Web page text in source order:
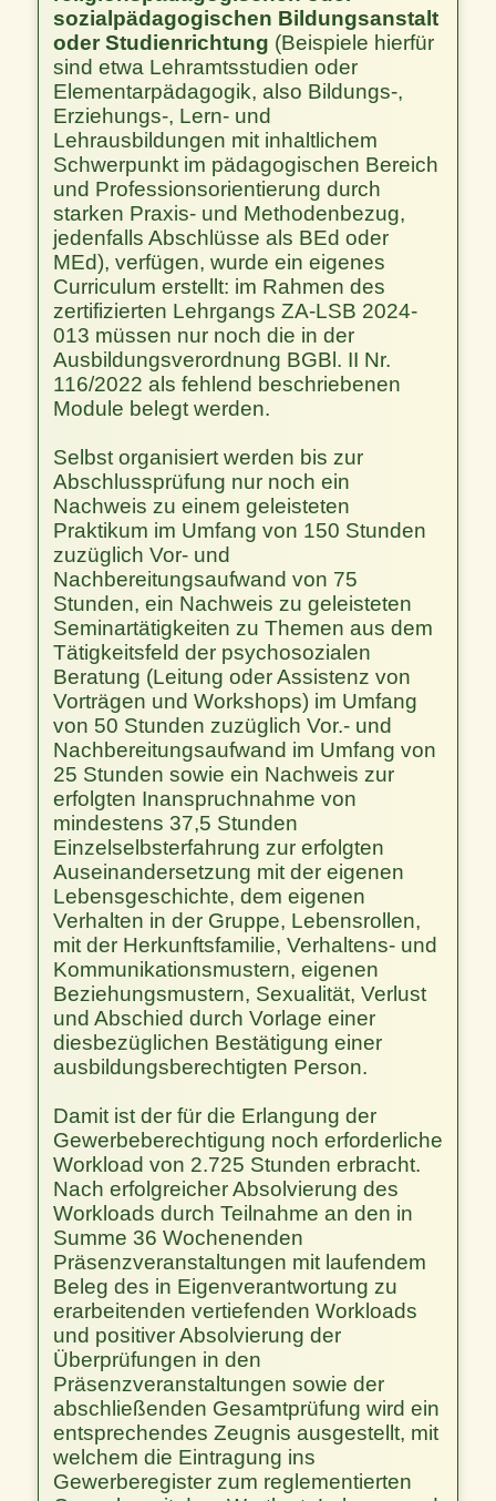
sozialpädagogischen Bildungsanstalt
oder Studienrichtung (Beispiele hierfür
sind etwa Lehramtsstudien oder
Elementarpädagogik, also Bildungs-,
Erziehungs-, Lern- und
Lehrausbildungen mit inhaltlichem
Schwerpunkt im pädagogischen Bereich
und Professionsorientierung durch
starken Praxis- und Methodenbezug,
jedenfalls Abschlüsse als BEd oder
MEd), verfügen, wurde ein eigenes
Curriculum erstellt: im Rahmen des
zertifizierten Lehrgangs ZA-LSB 2024-
013 müssen nur noch die in der
Ausbildungsverordnung BGBl. II Nr.
116/2022 als fehlend beschriebenen
Module belegt werden.
Selbst organisiert werden bis zur
Abschlussprüfung nur noch ein
Nachweis zu einem geleisteten
Praktikum im Umfang von 150 Stunden
zuzüglich Vor- und
Nachbereitungsaufwand von 75
Stunden, ein Nachweis zu geleisteten
Seminartätigkeiten zu Themen aus dem
Tätigkeitsfeld der psychosozialen
Beratung (Leitung oder Assistenz von
Vorträgen und Workshops) im Umfang
von 50 Stunden zuzüglich Vor.- und
Nachbereitungsaufwand im Umfang von
25 Stunden sowie ein Nachweis zur
erfolgten Inanspruchnahme von
mindestens 37,5 Stunden
Einzelselbsterfahrung zur erfolgten
Auseinandersetzung mit der eigenen
Lebensgeschichte, dem eigenen
Verhalten in der Gruppe, Lebensrollen,
mit der Herkunftsfamilie, Verhaltens- und
Kommunikationsmustern, eigenen
Beziehungsmustern, Sexualität, Verlust
und Abschied durch Vorlage einer
diesbezüglichen Bestätigung einer
ausbildungsberechtigten Person.
Damit ist der für die Erlangung der
Gewerbeberechtigung noch erforderliche
Workload von 2.725 Stunden erbracht.
Nach erfolgreicher Absolvierung des
Workloads durch Teilnahme an den in
Summe 36 Wochenenden
Präsenzveranstaltungen mit laufendem
Beleg des in Eigenverantwortung zu
erarbeitenden vertiefenden Workloads
und positiver Absolvierung der
Überprüfungen in den
Präsenzveranstaltungen sowie der
abschließenden Gesamtprüfung wird ein
entsprechendes Zeugnis ausgestellt, mit
welchem die Eintragung ins
Gewerberegister zum reglementierten